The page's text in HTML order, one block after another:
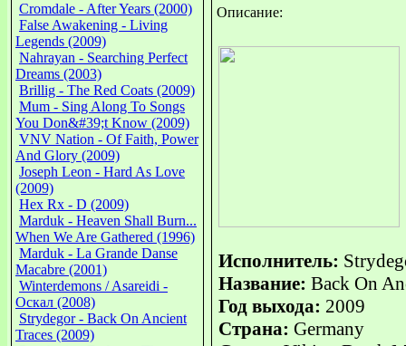
Cromdale - After Years (2000)
False Awakening - Living
Legends (2009)
Nahrayan - Searching Perfect
Dreams (2003)
Brillig - The Red Coats (2009)
Mum - Sing Along To Songs
You Don&#39;t Know (2009)
VNV Nation - Of Faith, Power
And Glory (2009)
Joseph Leon - Hard As Love
(2009)
Hex Rx - D (2009)
Marduk - Heaven Shall Burn...
When We Are Gathered (1996)
Marduk - La Grande Danse
Macabre (2001)
Winterdemons / Asareidi -
Оскал (2008)
Strydegor - Back On Ancient
Traces (2009)
Описание:
Исполнитель:
Название: Back On
Год выхода: 2009
Страна: Germany